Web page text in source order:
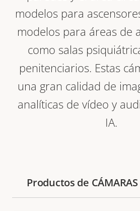
modelos para
modelos para áreas de
como salas
penitenciarios. Estas
una gran calidad de
analíticas de vídeo y
IA.
Productos de CÁMARAS